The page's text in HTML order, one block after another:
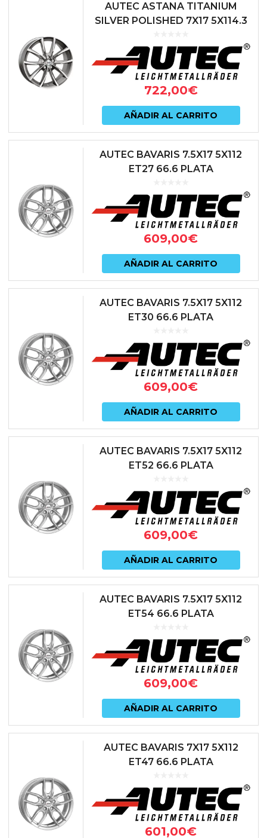
AUTEC ASTANA TITANIUM
SILVER POLISHED 7X17 5X114.3
722,00€
AÑADIR AL CARRITO
AUTEC BAVARIS 7.5X17 5X112
ET27 66.6 PLATA
609,00€
AÑADIR AL CARRITO
AUTEC BAVARIS 7.5X17 5X112
ET30 66.6 PLATA
609,00€
AÑADIR AL CARRITO
AUTEC BAVARIS 7.5X17 5X112
ET52 66.6 PLATA
609,00€
AÑADIR AL CARRITO
AUTEC BAVARIS 7.5X17 5X112
ET54 66.6 PLATA
609,00€
AÑADIR AL CARRITO
AUTEC BAVARIS 7X17 5X112
ET47 66.6 PLATA
601,00€